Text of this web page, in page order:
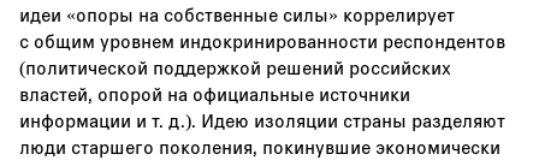
идеи «опоры на собственные силы» коррелирует
с общим уровнем индокринированности респондентов
(политической поддержкой решений российских
властей, опорой на официальные источники
информации и т. д.). Идею изоляции страны разделяют
люди старшего поколения, покинувшие экономически